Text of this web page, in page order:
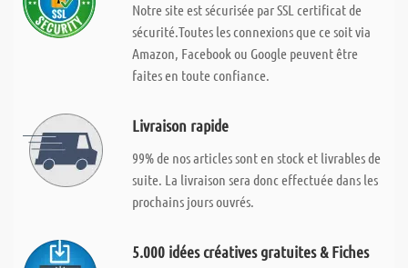
Notre site est sécurisée par SSL certificat de
sécurité.Toutes les connexions que ce soit via
Amazon, Facebook ou Google peuvent être
faites en toute confiance.
Livraison rapide
99% de nos articles sont en stock et livrables de
suite. La livraison sera donc effectuée dans les
prochains jours ouvrés.
5.000 idées créatives gratuites & Fiches